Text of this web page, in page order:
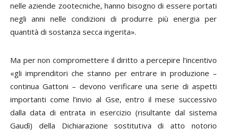
nelle aziende zootecniche, hanno bisogno di essere portati
negli anni nelle condizioni di produrre più energia per
quantità di sostanza secca ingerita».
Ma per non compromettere il diritto a percepire l’incentivo
«gli imprenditori che stanno per entrare in produzione –
continua Gattoni – devono verificare una serie di aspetti
importanti come l’invio al Gse, entro il mese successivo
dalla data di entrata in esercizio (risultante dal sistema
Gaudì) della Dichiarazione sostitutiva di atto notorio